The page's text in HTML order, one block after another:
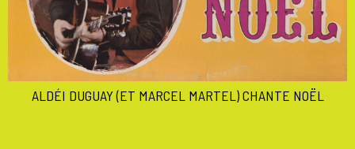
ALDÉI DUGUAY (ET MARCEL MARTEL) CHANTE NOËL